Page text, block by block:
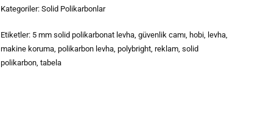
Kategoriler: Solid Polikarbonlar
Etiketler: 5 mm solid polikarbonat levha, güvenlik camı, hobi, levha,
makine koruma, polikarbon levha, polybright, reklam, solid
polikarbon, tabela